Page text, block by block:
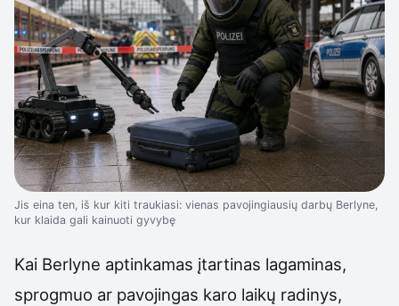
Jis eina ten, iš kur kiti traukiasi: vienas pavojingiausių darbų Berlyne,
kur klaida gali kainuoti gyvybę
Kai Berlyne aptinkamas įtartinas lagaminas,
sprogmuo ar pavojingas karo laikų radinys,